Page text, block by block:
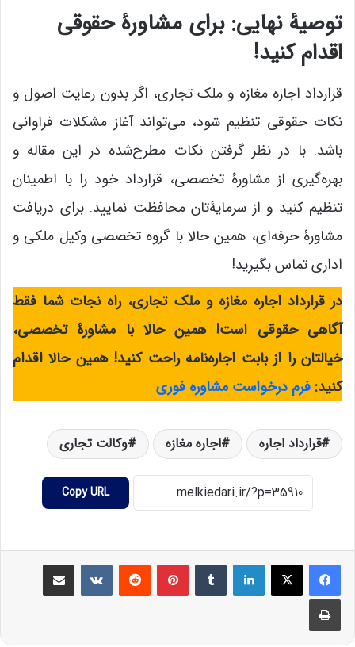
توصیۀ نهایی: برای مشاورۀ حقوقی
اقدام کنید!
قرارداد اجاره مغازه و ملک تجاری، اگر بدون رعایت اصول و
نکات حقوقی تنظیم شود، می‌تواند آغاز مشکلات فراوانی
باشد. با در نظر گرفتن نکات مطرح‌شده در این مقاله و
بهره‌گیری از مشاورۀ تخصصی، قرارداد خود را با اطمینان
تنظیم کنید و از سرمایۀتان محافظت نمایید. برای دریافت
مشاورۀ حرفه‌ای، همین حالا با گروه تخصصی وکیل ملکی و
اداری تماس بگیرید!
در قرارداد اجاره مغازه و ملک تجاری، راه نجات شما فقط
آگاهی حقوقی است! همین حالا با مشاورۀ تخصصی،
خیالتان را از بابت اجاره‌نامه راحت کنید! همین حالا اقدام
کنید: فرم درخواست مشاوره فوری
قرارداد اجاره اجاره مغازه وکالت تجاری
Copy URL